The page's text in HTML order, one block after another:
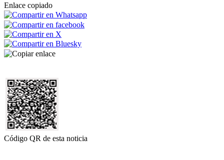
Enlace copiado
Código QR de esta noticia